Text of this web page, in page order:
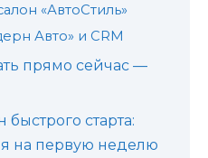
«АвтоСтиль»
Авто» и CRM
прямо сейчас —
старта:
на первую неделю